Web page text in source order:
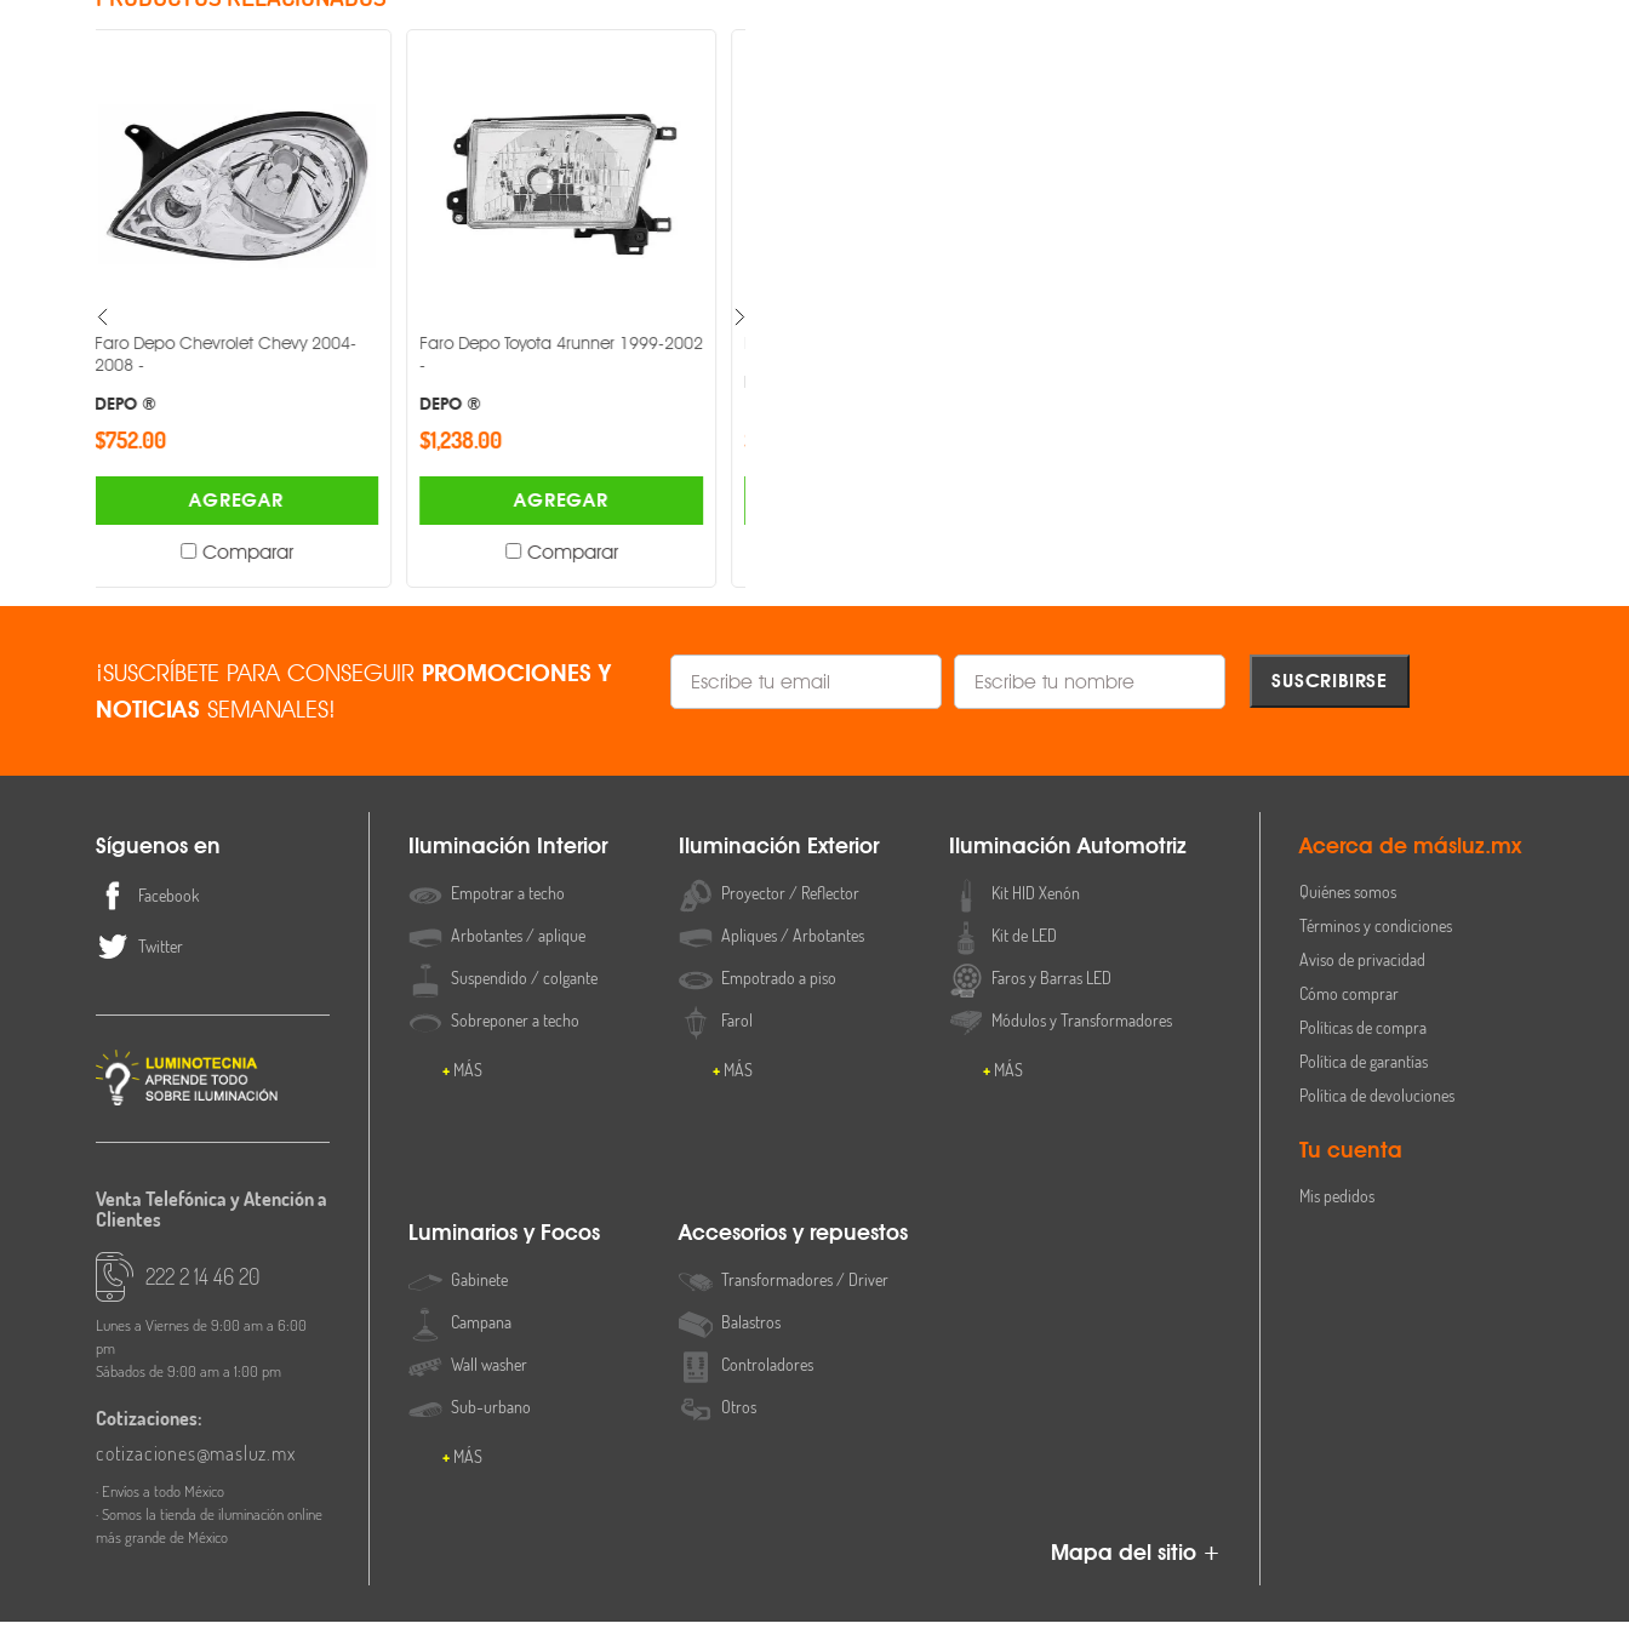
Faro Depo Toyota 4runner 1999-2002
-
DEPO ®
$1,238.00
AGREGAR
Comparar
Faro Depo Volvo Vnl 2004-2016 -
$5,550.00
AGREGAR
Comparar
¡SUSCRÍBETE PARA CONSEGUIR PROMOCIONES Y
NOTICIAS SEMANALES!
Síguenos en
Facebook
Twitter
Venta Telefónica y Atención a
Clientes
222 2 14 46 20
Lunes a Viernes de 9:00 am a 6:00
pm
Sábados de 9:00 am a 1:00 pm
Cotizaciones:
cotizaciones@masluz.mx
· Envíos a todo México
· Somos la tienda de iluminación online
más grande de México
Iluminación Interior
Empotrar a techo
Arbotantes / aplique
Suspendido / colgante
Sobreponer a techo
MÁS
Iluminación Exterior
Proyector / Reflector
Apliques / Arbotantes
Empotrado a piso
Farol
MÁS
Iluminación Automotriz
Kit HID Xenón
Kit de LED
Faros y Barras LED
Módulos y Transformadores
MÁS
Luminarios y Focos
Gabinete
Campana
Wall washer
Sub-urbano
MÁS
Accesorios y repuestos
Transformadores / Driver
Balastros
Controladores
Otros
Mapa del sitio +
Acerca de másluz.mx
Quiénes somos
Términos y condiciones
Aviso de privacidad
Cómo comprar
Políticas de compra
Política de garantías
Política de devoluciones
Tu cuenta
Mis pedidos